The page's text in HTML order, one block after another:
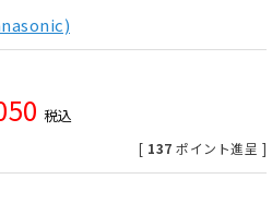
税込
[ 137 ポイント進呈 ]